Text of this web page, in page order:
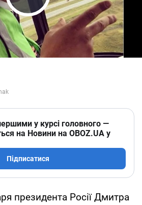
Play Video
у курсі головного —
на Новини на OBOZ.UA у
Підписатися
президента Росії Дмитра